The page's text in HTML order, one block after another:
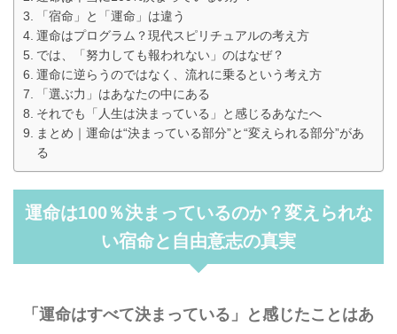
「宿命」と「運命」は違う
運命はプログラム？現代スピリチュアルの考え方
では、「努力しても報われない」のはなぜ？
運命に逆らうのではなく、流れに乗るという考え方
「選ぶ力」はあなたの中にある
それでも「人生は決まっている」と感じるあなたへ
まとめ｜運命は“決まっている部分”と“変えられる部分”があ
る
運命は100％決まっているのか？変えられな
い宿命と自由意志の真実
「運命はすべて決まっている」と感じたことはあ